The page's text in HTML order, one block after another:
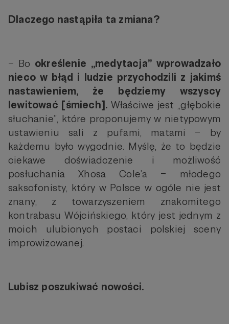
Dlaczego nastąpiła ta zmiana?
– Bo określenie „medytacja” wprowadzało
nieco w błąd i ludzie przychodzili z jakimś
nastawieniem, że będziemy wszyscy
lewitować [śmiech]. Właściwe jest „głębokie
słuchanie”, które proponujemy w nietypowym
ustawieniu sali z pufami, matami – by
każdemu było wygodnie. Myślę, że to będzie
ciekawe doświadczenie i możliwość
posłuchania Xhosa Cole’a – młodego
saksofonisty, który w Polsce w ogóle nie jest
znany, z towarzyszeniem znakomitego
kontrabasu Wójcińskiego, który jest jednym z
moich ulubionych postaci polskiej sceny
improwizowanej.
Lubisz poszukiwać nowości.